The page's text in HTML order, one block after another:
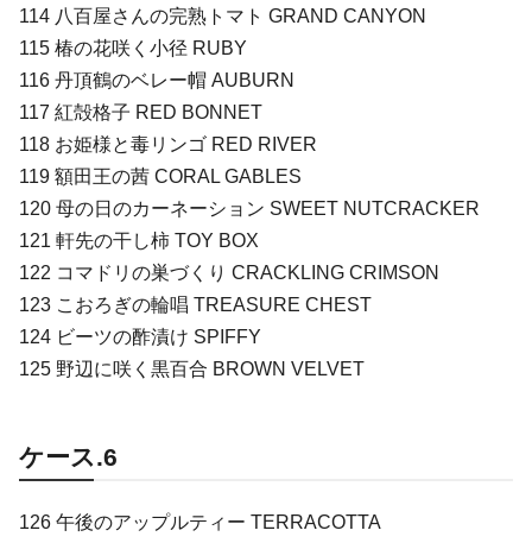
114 八百屋さんの完熟トマト GRAND CANYON
115 椿の花咲く小径 RUBY
116 丹頂鶴のベレー帽 AUBURN
117 紅殻格子 RED BONNET
118 お姫様と毒リンゴ RED RIVER
119 額田王の茜 CORAL GABLES
120 母の日のカーネーション SWEET NUTCRACKER
121 軒先の干し柿 TOY BOX
122 コマドリの巣づくり CRACKLING CRIMSON
123 こおろぎの輪唱 TREASURE CHEST
124 ビーツの酢漬け SPIFFY
125 野辺に咲く黒百合 BROWN VELVET
ケース.6
126 午後のアップルティー TERRACOTTA